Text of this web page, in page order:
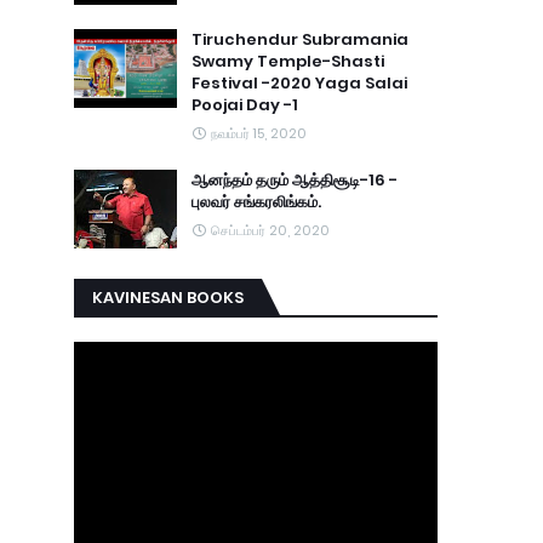
Tiruchendur Subramania
Swamy Temple-Shasti
Festival -2020 Yaga Salai
Poojai Day -1
நவம்பர் 15, 2020
ஆனந்தம் தரும் ஆத்திசூடி-16 -
புலவர் சங்கரலிங்கம்.
செப்டம்பர் 20, 2020
KAVINESAN BOOKS